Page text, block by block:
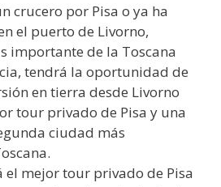
crucero por Pisa o ya ha
el puerto de Livorno,
importante de la Toscana
tendrá la oportunidad de
en tierra desde Livorno
tour privado de Pisa y una
ciudad más
el mejor tour privado de Pisa